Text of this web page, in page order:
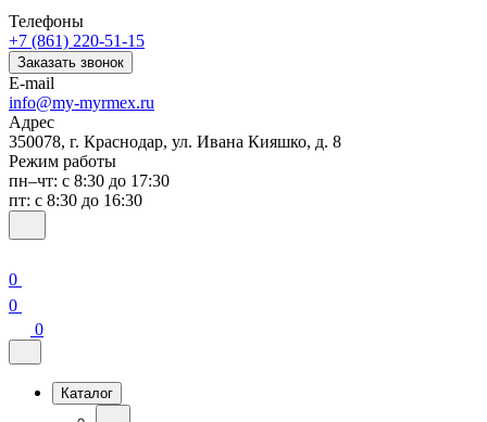
Телефоны
+7 (861) 220-51-15
Заказать звонок
E-mail
info@my-myrmex.ru
Адрес
350078, г. Краснодар, ул. Ивана Кияшко, д. 8
Режим работы
пн–чт: с 8:30 до 17:30
пт: с 8:30 до 16:30
0
0
0
Каталог